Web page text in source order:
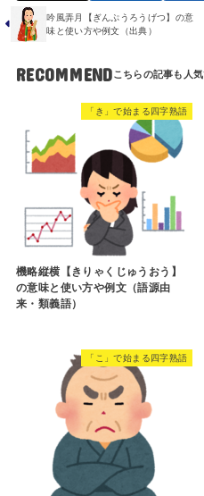
吟風弄月【ぎんぷうろうげつ】の意
味と使い方や例文（出典）
RECOMMEND
「き」で始まる四字熟語
機略縦横【きりゃくじゅうおう】
の意味と使い方や例文（語源由
来・類義語）
「こ」で始まる四字熟語